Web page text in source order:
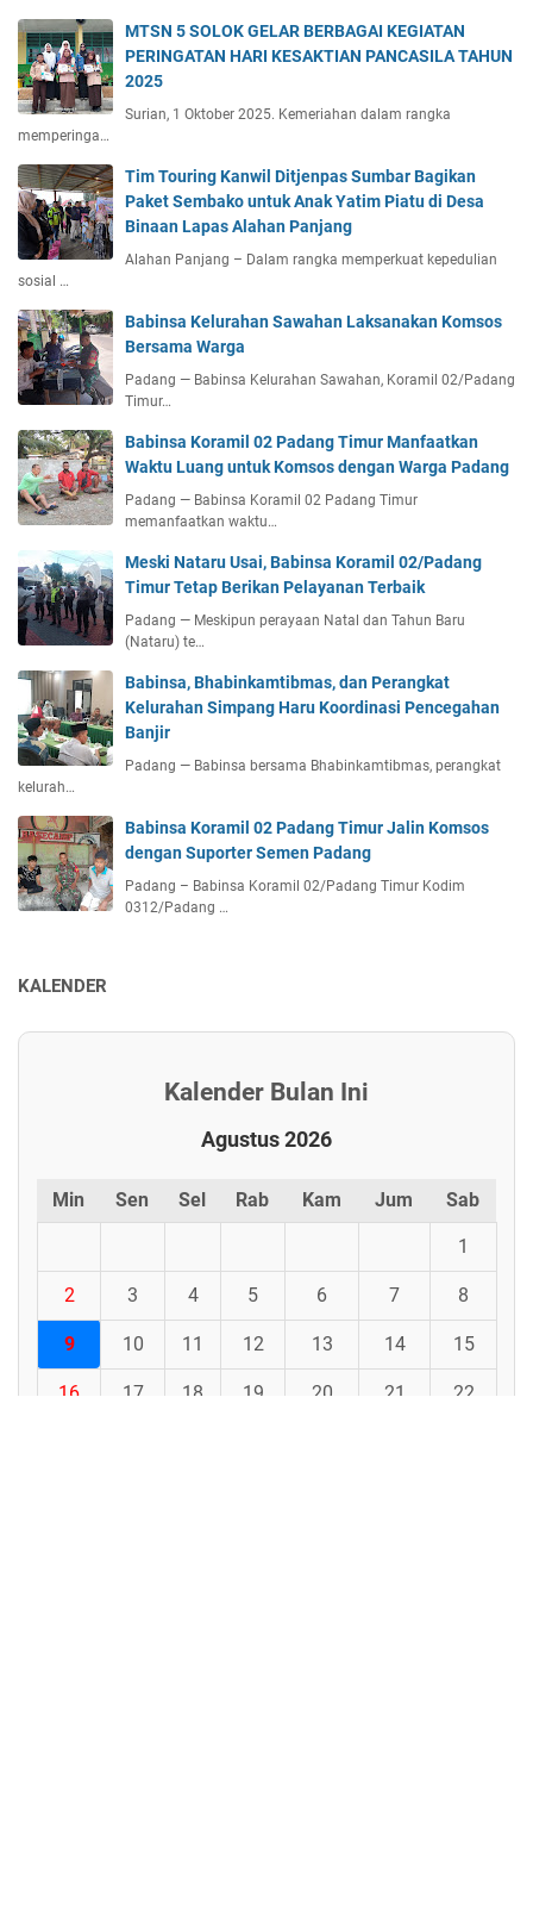
MTSN 5 SOLOK GELAR BERBAGAI KEGIATAN
PERINGATAN HARI KESAKTIAN PANCASILA TAHUN
2025
Surian, 1 Oktober 2025. Kemeriahan dalam rangka
memperinga…
Tim Touring Kanwil Ditjenpas Sumbar Bagikan
Paket Sembako untuk Anak Yatim Piatu di Desa
Binaan Lapas Alahan Panjang
Alahan Panjang – Dalam rangka memperkuat kepedulian
sosial …
Babinsa Kelurahan Sawahan Laksanakan Komsos
Bersama Warga
Padang — Babinsa Kelurahan Sawahan, Koramil 02/Padang
Timur…
Babinsa Koramil 02 Padang Timur Manfaatkan
Waktu Luang untuk Komsos dengan Warga Padang
Padang — Babinsa Koramil 02 Padang Timur
memanfaatkan waktu…
Meski Nataru Usai, Babinsa Koramil 02/Padang
Timur Tetap Berikan Pelayanan Terbaik
Padang — Meskipun perayaan Natal dan Tahun Baru
(Nataru) te…
Babinsa, Bhabinkamtibmas, dan Perangkat
Kelurahan Simpang Haru Koordinasi Pencegahan
Banjir
Padang — Babinsa bersama Bhabinkamtibmas, perangkat
kelurah…
Babinsa Koramil 02 Padang Timur Jalin Komsos
dengan Suporter Semen Padang
Padang – Babinsa Koramil 02/Padang Timur Kodim
0312/Padang …
KALENDER
Kalender Bulan Ini
Agustus 2026
Min Sen Sel Rab Kam Jum Sab
1
2 3 4 5 6 7 8
9 10 11 12 13 14 15
16 17 18 19 20 21 22